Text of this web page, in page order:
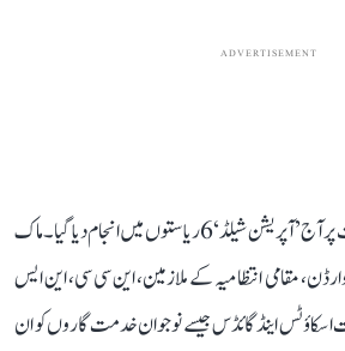
ADVERTISEMENT
مرکزی وزارت داخلہ کی ہدایت پر آج ’آپریشن شیلڈ‘ 6 ریاستوں میں انجام دیا گیا۔ ماک
مقامی انتظامیہ کے ملازمین، این سی سی، این ایس
اینڈ گائڈس جیسے نوجوان خدمت گاروں کو ان